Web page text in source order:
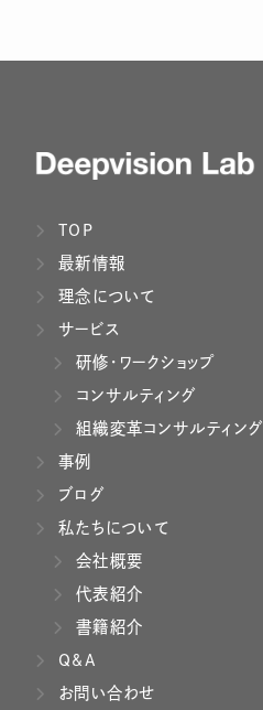
TOP
最新情報
理念について
サービス
研修・ワークショップ
コンサルティング
組織変革コンサルティング
事例
ブログ
私たちについて
会社概要
代表紹介
書籍紹介
Q&A
お問い合わせ